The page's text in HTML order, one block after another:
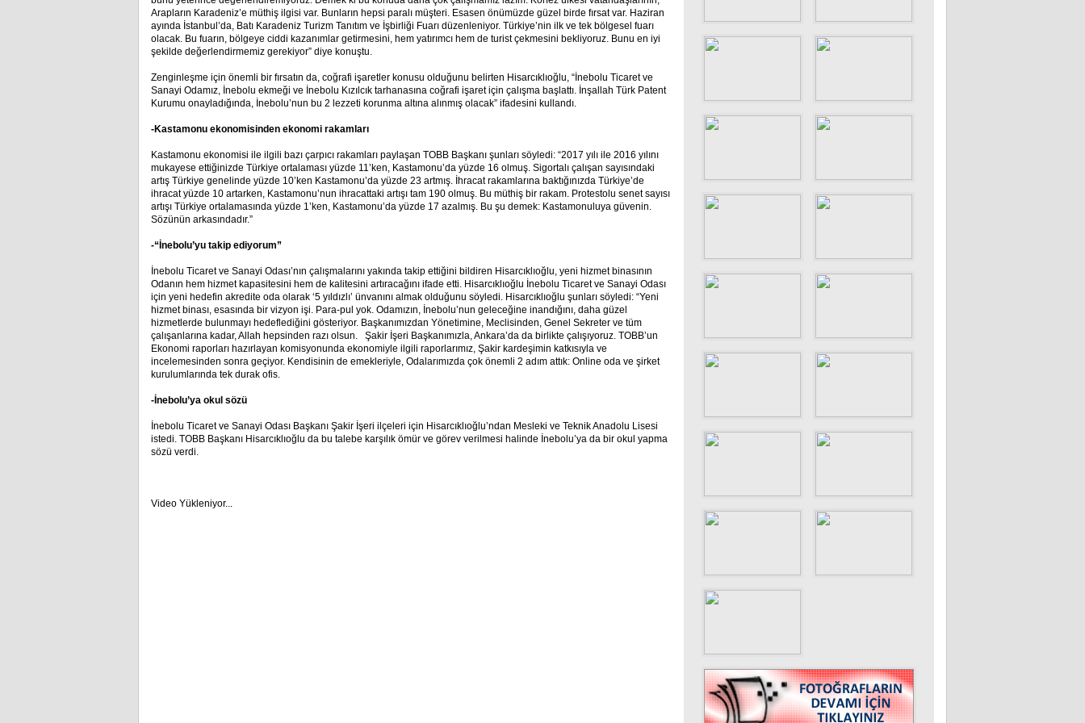
Arapların Karadeniz’e müthiş ilgisi var. Bunların hepsi paralı müşteri. Esasen önümüzde güzel birde fırsat var. Haziran
ayında İstanbul’da, Batı Karadeniz Turizm Tanıtım ve İşbirliği Fuarı düzenleniyor. Türkiye’nin ilk ve tek bölgesel fuarı
olacak. Bu fuarın, bölgeye ciddi kazanımlar getirmesini, hem yatırımcı hem de turist çekmesini bekliyoruz. Bunu en iyi
şekilde değerlendirmemiz gerekiyor” diye konuştu.
Zenginleşme için önemli bir fırsatın da, coğrafi işaretler konusu olduğunu belirten Hisarcıklıoğlu, “İnebolu Ticaret ve
Sanayi Odamız, İnebolu ekmeği ve İnebolu Kızılcık tarhanasına coğrafi işaret için çalışma başlattı. İnşallah Türk Patent
Kurumu onayladığında, İnebolu’nun bu 2 lezzeti korunma altına alınmış olacak” ifadesini kullandı.
-Kastamonu ekonomisinden ekonomi rakamları
Kastamonu ekonomisi ile ilgili bazı çarpıcı rakamları paylaşan TOBB Başkanı şunları söyledi: “2017 yılı ile 2016 yılını
mukayese ettiğinizde Türkiye ortalaması yüzde 11’ken, Kastamonu’da yüzde 16 olmuş. Sigortalı çalışan sayısındaki
artış Türkiye genelinde yüzde 10’ken Kastamonu’da yüzde 23 artmış. İhracat rakamlarına baktığınızda Türkiye’de
ihracat yüzde 10 artarken, Kastamonu’nun ihracattaki artışı tam 190 olmuş. Bu müthiş bir rakam. Protestolu senet sayısı
artışı Türkiye ortalamasında yüzde 1’ken, Kastamonu’da yüzde 17 azalmış. Bu şu demek: Kastamonuluya güvenin.
Sözünün arkasındadır.”
-“İnebolu’yu takip ediyorum”
İnebolu Ticaret ve Sanayi Odası’nın çalışmalarını yakında takip ettiğini bildiren Hisarcıklıoğlu, yeni hizmet binasının
Odanın hem hizmet kapasitesini hem de kalitesini artıracağını ifade etti. Hisarcıklıoğlu İnebolu Ticaret ve Sanayi Odası
için yeni hedefin akredite oda olarak ‘5 yıldızlı’ ünvanını almak olduğunu söyledi. Hisarcıklıoğlu şunları söyledi: “Yeni
hizmet binası, esasında bir vizyon işi. Para-pul yok. Odamızın, İnebolu’nun geleceğine inandığını, daha güzel
hizmetlerde bulunmayı hedeflediğini gösteriyor. Başkanımızdan Yönetimine, Meclisinden, Genel Sekreter ve tüm
çalışanlarına kadar, Allah hepsinden razı olsun. Şakir İşeri Başkanımızla, Ankara’da da birlikte çalışıyoruz. TOBB’un
Ekonomi raporları hazırlayan komisyonunda ekonomiyle ilgili raporlarımız, Şakir kardeşimin katkısıyla ve
incelemesinden sonra geçiyor. Kendisinin de emekleriyle, Odalarımızda çok önemli 2 adım attık: Online oda ve şirket
kurulumlarında tek durak ofis.
-İnebolu’ya okul sözü
İnebolu Ticaret ve Sanayi Odası Başkanı Şakir İşeri ilçeleri için Hisarcıklıoğlu’ndan Mesleki ve Teknik Anadolu Lisesi
istedi. TOBB Başkanı Hisarcıklıoğlu da bu talebe karşılık ömür ve görev verilmesi halinde İnebolu’ya da bir okul yapma
sözü verdi.
Video Yükleniyor...